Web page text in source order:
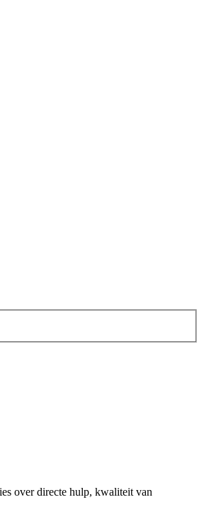
over directe hulp, kwaliteit van